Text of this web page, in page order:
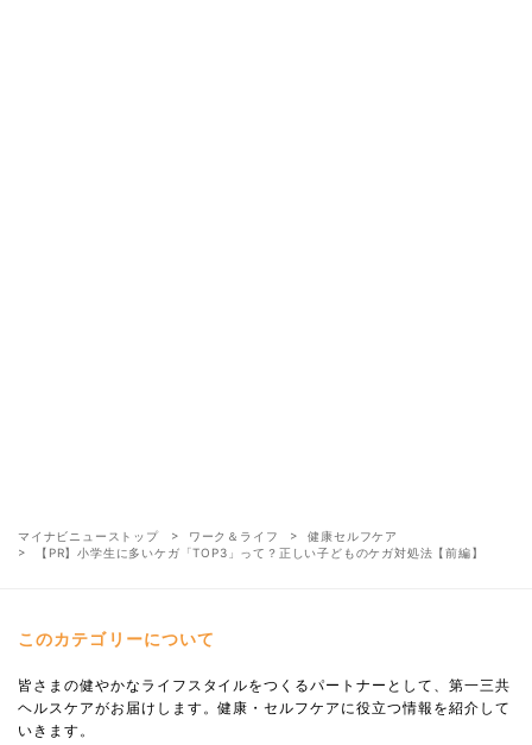
マイナビニューストップ ワーク＆ライフ
健康セルフケア
【PR】小学生に多いケガ「TOP3」って？正しい子どものケガ対処法【前編】
このカテゴリーについて
皆さまの健やかなライフスタイルをつくるパートナーとして、第一三共
ヘルスケアがお届けします。健康・セルフケアに役立つ情報を紹介して
いきます。